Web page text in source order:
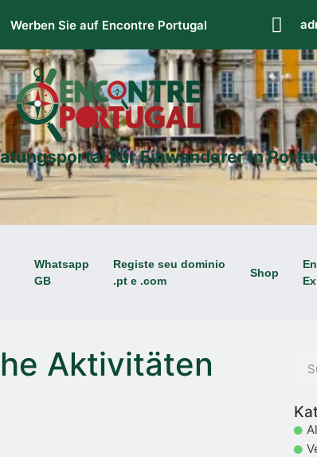
Werben Sie auf Encontre Portugal
Für Einwanderer In
Whatsapp
GB
Registe seu dominio
.pt e .com
Shop
Aktivitäten